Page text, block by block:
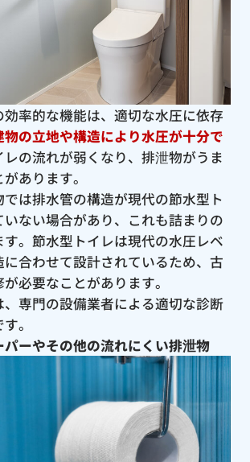
率的な機能は、適切な水圧に依存
物の立地や構造により水圧が十分で
レの流れが弱くなり、排泄物がうま
あります。
では排水管の構造が現代の節水型ト
ない場合があり、これも詰まりの
。節水型トイレは現代の水圧レベ
合わせて設計されているため、古
必要なことがあります。
、専門の設備業者による適切な診断
。
パーやその他の流れにくい排泄物